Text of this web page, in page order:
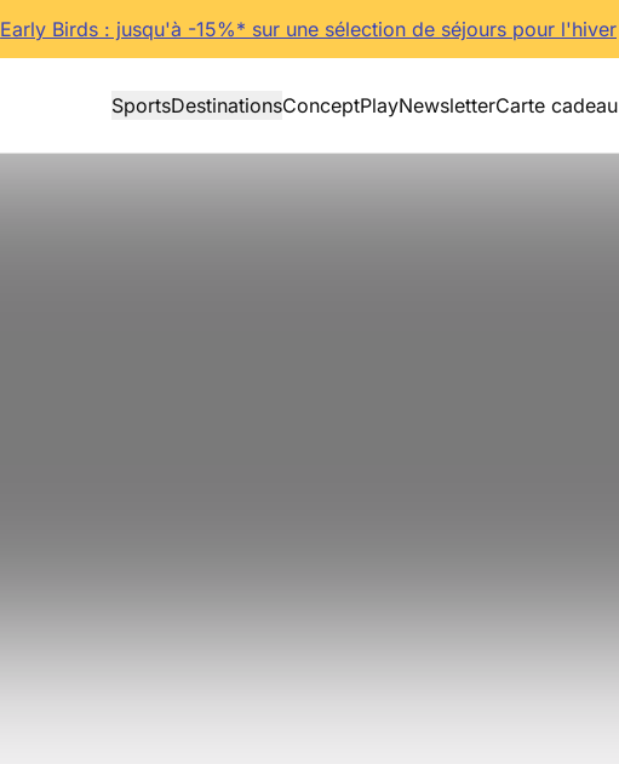
Early Birds : jusqu'à -15%* sur une sélection de séjours pour l'hiver
SportsDestinationsConceptPlayNewsletterCarte cadeau